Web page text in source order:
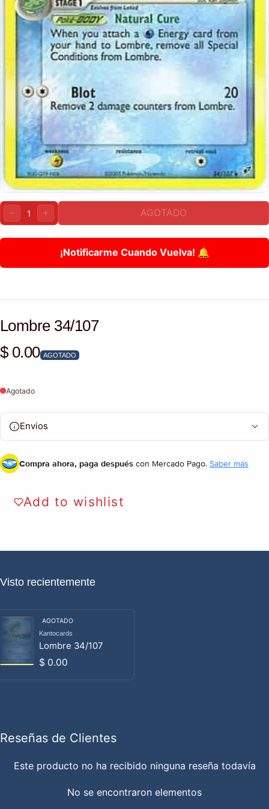
Cantidad:
DISMINUIRAUMENTAR AGOTADO
¡Notificarme Cuando Vuelva! 🔔
Lombre 34/107
Precio habitual
$ 0.00 AGOTADO
Agotado
Envios
Compra ahora, paga después con Mercado Pago. Saber más
Add to wishlist
Visto recientemente
AGOTADO
Proveedor:
Kantocards
Lombre 34/107
Precio habitual
$ 0.00
Reseñas de Clientes
Este producto no ha recibido ninguna reseña todavía
No se encontraron elementos